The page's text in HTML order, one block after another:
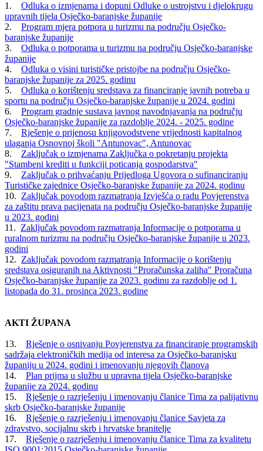
1. Odluka o izmjenama i dopuni Odluke o ustrojstvu i djelokrugu
upravnih tijela Osječko-baranjske županije
2. Program mjera potpora u turizmu na području Osječko-
baranjske županije
3. Odluka o potporama u turizmu na području Osječko-baranjske
županije
4. Odluka o visini turističke pristojbe na području Osječko-
baranjske županije za 2025. godinu
5. Odluka o korištenju sredstava za financiranje javnih potreba u
sportu na području Osječko-baranjske županije u 2024. godini
6. Program gradnje sustava javnog navodnjavanja na području
Osječko-baranjske županije za razdoblje 2024. - 2025. godine
7. Rješenje o prijenosu knjigovodstvene vrijednosti kapitalnog
ulaganja Osnovnoj školi "Antunovac", Antunovac
8. Zaključak o izmjenama Zaključka o pokretanju projekta
"Stambeni krediti u funkciji poticanja gospodarstva"
9. Zaključak o prihvaćanju Prijedloga Ugovora o sufinanciranju
Turističke zajednice Osječko-baranjske županije za 2024. godinu
10. Zaključak povodom razmatranja Izvješća o radu Povjerenstva
za zaštitu prava pacijenata na području Osječko-baranjske županije
u 2023. godini
11. Zaključak povodom razmatranja Informacije o potporama u
ruralnom turizmu na području Osječko-baranjske županije u 2023.
godini
12. Zaključak povodom razmatranja Informacije o korištenju
sredstava osiguranih na Aktivnosti "Proračunska zaliha" Proračuna
Osječko-baranjske županije za 2023. godinu za razdoblje od 1.
listopada do 31. prosinca 2023. godine
AKTI ŽUPANA
13. Rješenje o osnivanju Povjerenstva za financiranje programskih
sadržaja elektroničkih medija od interesa za Osječko-baranjsku
županiju u 2024. godini i imenovanju njegovih članova
14. Plan prijma u službu u upravna tijela Osječko-baranjske
županije za 2024. godinu
15. Rješenje o razrješenju i imenovanju članice Tima za palijativnu
skrb Osječko-baranjske županije
16. Rješenje o razrješenju i imenovanju članice Savjeta za
zdravstvo, socijalnu skrb i hrvatske branitelje
17. Rješenje o razrješenju i imenovanju članice Tima za kvalitetu